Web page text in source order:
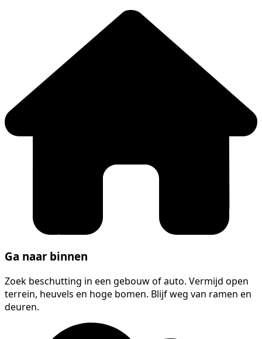
Ga naar binnen
Zoek beschutting in een gebouw of auto. Vermijd open
terrein, heuvels en hoge bomen. Blijf weg van ramen en
deuren.